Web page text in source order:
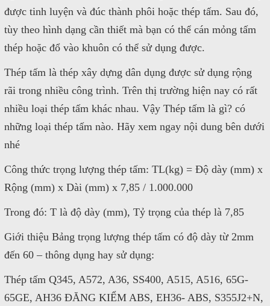
được tinh luyện và đúc thành phôi hoặc thép tấm. Sau đó,
tùy theo hình dạng cần thiết mà bạn có thể cán mỏng tấm
thép hoặc đổ vào khuôn có thể sử dụng được.
Thép tấm là thép xây dựng dân dụng được sử dụng rộng
rãi trong nhiều công trình. Trên thị trường hiện nay có rất
nhiều loại thép tấm khác nhau. Vậy Thép tấm là gì? có
những loại thép tấm nào. Hãy xem ngay nội dung bên dưới
nhé
Công thức trọng lượng thép tấm: TL(kg) = Độ dày (mm) x
Rộng (mm) x Dài (mm) x 7,85 / 1.000.000
Trong đó: T là độ dày (mm), Tỷ trọng của thép là 7,85
Giới thiệu Bảng trọng lượng thép tấm có độ dày từ 2mm
đến 60 – thông dụng hay sử dụng:
Thép tấm Q345, A572, A36, SS400, A515, A516, 65G-
65GE, AH36 ĐĂNG KIỂM ABS, EH36- ABS, S355J2+N,